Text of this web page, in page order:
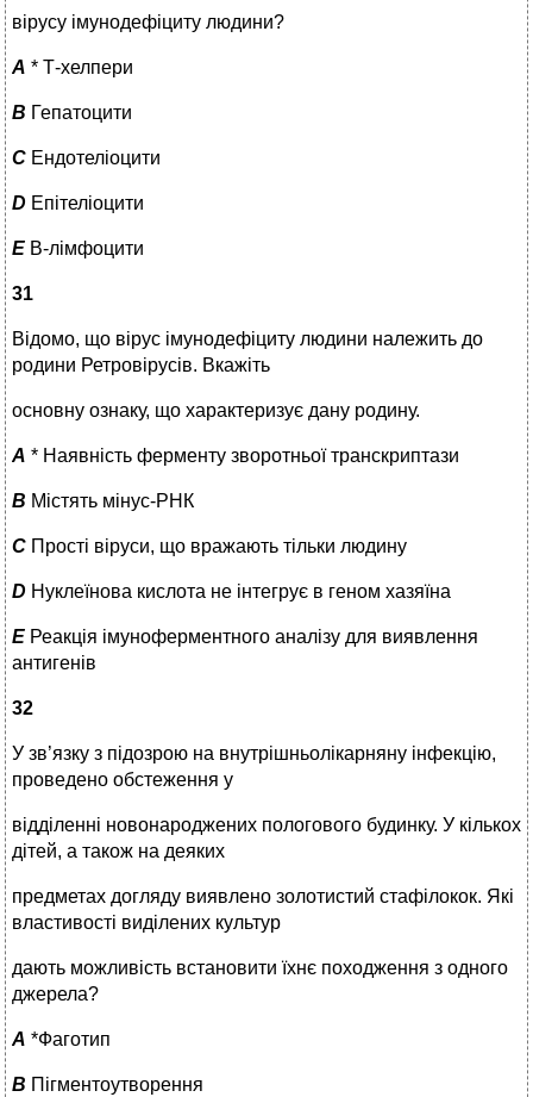
вірусу імунодефіциту людини?
A * Т-хелпери
B Гепатоцити
C Ендотеліоцити
D Епітеліоцити
E В-лімфоцити
31
Відомо, що вірус імунодефіциту людини належить до
родини Ретровірусів. Вкажіть
основну ознаку, що характеризує дану родину.
A * Наявність ферменту зворотньої транскриптази
B Містять мінус-РНК
C Прості віруси, що вражають тільки людину
D Нуклеїнова кислота не інтегрує в геном хазяїна
E Реакція імуноферментного аналізу для виявлення
антигенів
32
У зв’язку з підозрою на внутрішньолікарняну інфекцію,
проведено обстеження у
відділенні новонароджених пологового будинку. У кількох
дітей, а також на деяких
предметах догляду виявлено золотистий стафілокок. Які
властивості виділених культур
дають можливість встановити їхнє походження з одного
джерела?
A *Фаготип
B Пігментоутворення